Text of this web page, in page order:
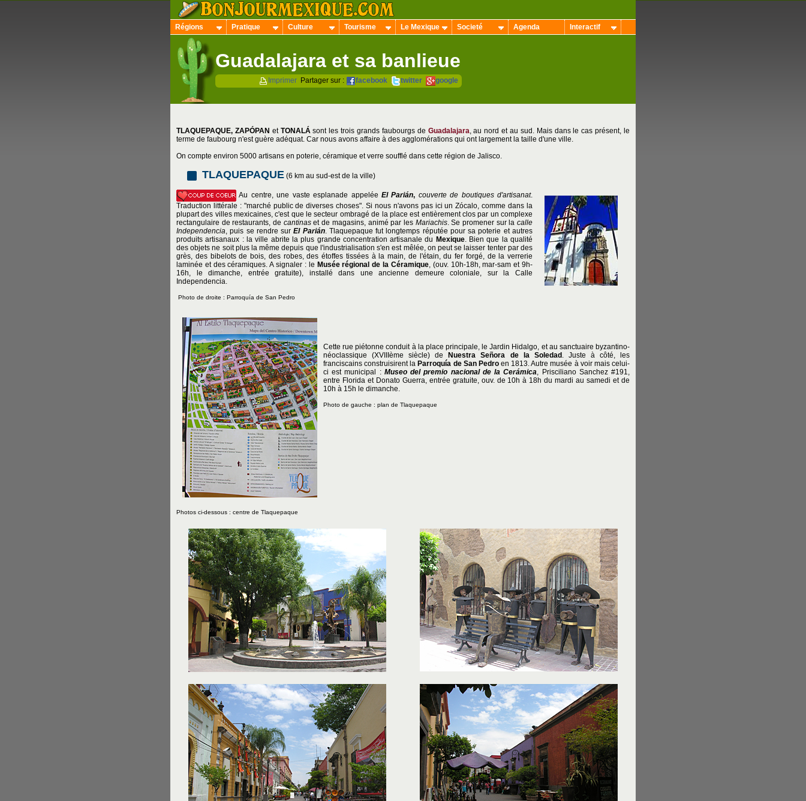
Régions Pratique Culture Tourisme Le Mexique Societé Agenda Interactif
Guadalajara et sa banlieue
Imprimer Partager sur : facebook twitter google
TLAQUEPAQUE, ZAPÓPAN et TONALÁsont les trois grands faubourgs de Guadalajara, au nord et au sud. Mais dans le cas présent, le
terme de faubourg n'est guère adéquat. Car nous avons affaire à des agglomérations qui ont largement la taille d'une ville.
On compte environ 5000 artisans en poterie, céramique et verre soufflé dans cette région de Jalisco.
TLAQUEPAQUE (6 km au sud-est de la ville)
Au centre, une vaste esplanade appelée El Parián, couverte de boutiques d'artisanat.
Traduction littérale : "marché public de diverses choses". Si nous n'avons pas ici un Zócalo, comme dans la
plupart des villes mexicaines, c'est que le secteur ombragé de la place est entièrement clos par un complexe
rectangulaire de restaurants, de cantinaset de magasins, animé par les Mariachis. Se promener sur la calle
Independencia, puis se rendre surEl Parián. Tlaquepaque fut longtemps réputée pour sa poterie et autres
produits artisanaux : la ville abrite la plus grande concentration artisanale du Mexique. Bien que la qualité
des objets ne soit plus la même depuis que l'industrialisation s'en est mêlée, on peut se laisser tenter par des
grès, des bibelots de bois, des robes, des étoffes tissées à la main, de l'étain, du fer forgé, de la verrerie
laminée et des céramiques. A signaler : le Musée régional de la Céramique, (ouv. 10h-18h, mar-sam et 9h-
16h, le dimanche, entrée gratuite), installé dans une ancienne demeure coloniale, sur la Calle
Independencia.
Photo de droite : Parroquía de San Pedro
Cette rue piétonne conduit à la place principale, le Jardin Hidalgo, et au sanctuaire byzantino-
néoclassique (XVIIIème siècle) de
Nuestra Señora de la Soledad . Juste à côté, les
franciscains construisirent la Parroquía de San Pedroen 1813. Autre musée à voir mais celui-
ci est municipal : Museo del premio nacional de la Cerámica, Prisciliano Sanchez #191,
entre Florida et Donato Guerra, entrée gratuite, ouv. de 10h à 18h du mardi au samedi et de
10h à 15h le dimanche.
Photo de gauche : plan de Tlaquepaque
Photos ci-dessous : centre de Tlaquepaque